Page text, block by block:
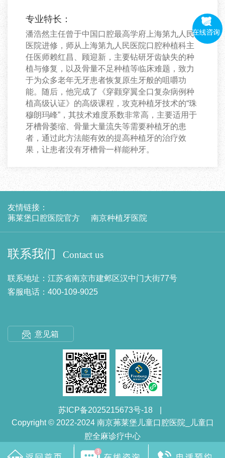
专业特长：
潘浩然主任曾于中国口腔最高学府上海第九人民
医院进修，师从上海第九人民医院口腔种植科主
任医师赖红昌、顾迎新，主要钻研牙齿缺失的种
植与修复，以及骨量不足种植等临床难题，致力
于为众多老年无牙患者恢复原生牙般的咀嚼功
能。随后，他完成了《穿颧穿翼全口复杂病例种
植高级认证》的高级课程，攻克种植牙技术的“珠
穆朗玛峰”，其技术难度系数非常高，主要适用于
牙槽骨萎缩、骨量大量流失等需要种植牙的患
者，通过此方法能有效的提高种植牙的治疗效
果，让患者没有牙槽骨一样能种牙。
友情链接：
茀莱堡口腔医院官方
南京种植牙医院
联系我们 Contact us
联系地址：江苏省南京市建邺区汉中门大街77号
客服电话：400-109-9025
意见箱
苏ICP备2025215673号-18
Copyright © 2022-2024 南京茀莱堡儿童口腔医院_儿童口
腔全麻诊疗中心
网站建设：南京茀莱堡口腔医院